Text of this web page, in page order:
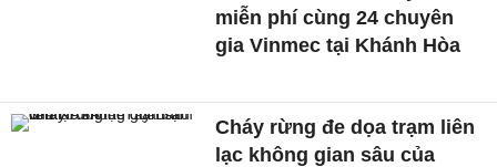
miễn phí cùng 24 chuyên
gia Vinmec tại Khánh Hòa
Cháy rừng đe dọa trạm liên
lạc không gian sâu của